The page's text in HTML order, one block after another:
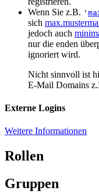
Wenn Sie z.B. '
sich
jedoch auch
nur die enden
ignoriert wird.
Nicht sinnvoll ist
E-Mail Domains
Externe Logins
Weitere Informationen
Rollen
Gruppen